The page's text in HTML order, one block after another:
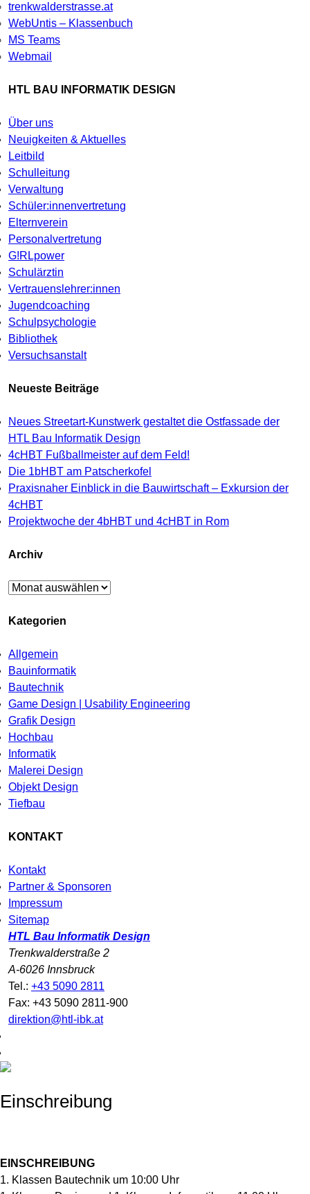
trenkwalderstrasse.at
WebUntis – Klassenbuch
MS Teams
Webmail
HTL BAU INFORMATIK DESIGN
Über uns
Neuigkeiten & Aktuelles
Leitbild
Schulleitung
Verwaltung
Schüler:innenvertretung
Elternverein
Personalvertretung
G!RLpower
Schulärztin
Vertrauenslehrer:innen
Jugendcoaching
Schulpsychologie
Bibliothek
Versuchsanstalt
Neueste Beiträge
Neues Streetart-Kunstwerk gestaltet die Ostfassade der
HTL Bau Informatik Design
4cHBT Fußballmeister auf dem Feld!
Die 1bHBT am Patscherkofel
Praxisnaher Einblick in die Bauwirtschaft – Exkursion der
4cHBT
Projektwoche der 4bHBT und 4cHBT in Rom
Archiv
Archiv
Kategorien
Allgemein
Bauinformatik
Bautechnik
Game Design | Usability Engineering
Grafik Design
Hochbau
Informatik
Malerei Design
Objekt Design
Tiefbau
KONTAKT
Kontakt
Partner & Sponsoren
Impressum
Sitemap
HTL Bau Informatik Design
Trenkwalderstraße 2
A-6026 Innsbruck
Tel.: +43 5090 2811
Fax: +43 5090 2811-900
direktion@htl-ibk.at
Einschreibung
EINSCHREIBUNG
1. Klassen Bautechnik um 10:00 Uhr